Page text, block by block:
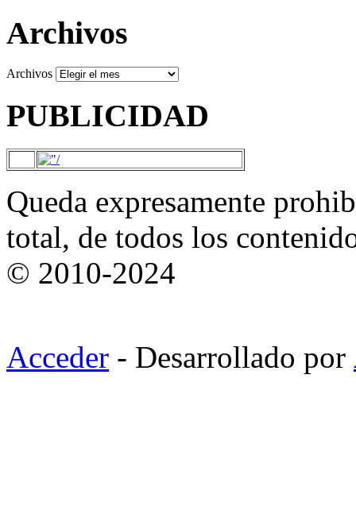
Archivos
Archivos
PUBLICIDAD
Queda expresamente
total, de todos los
© 2010-2024
Acceder - Desarrollado por